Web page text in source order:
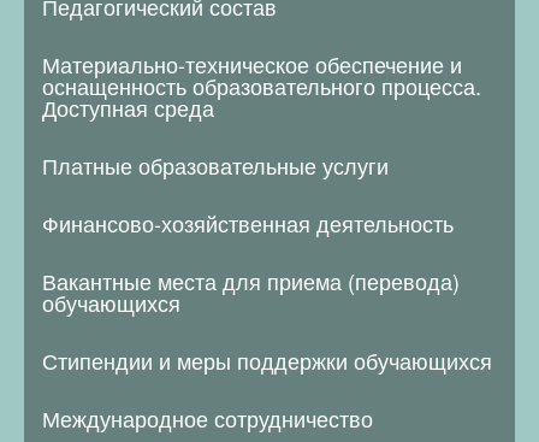
Материально-техническое обеспечение и
оснащенность образовательного процесса.
Доступная среда
Платные образовательные услуги
Финансово-хозяйственная деятельность
Вакантные места для приема (перевода)
обучающихся
Стипендии и меры поддержки обучающихся
Международное сотрудничество